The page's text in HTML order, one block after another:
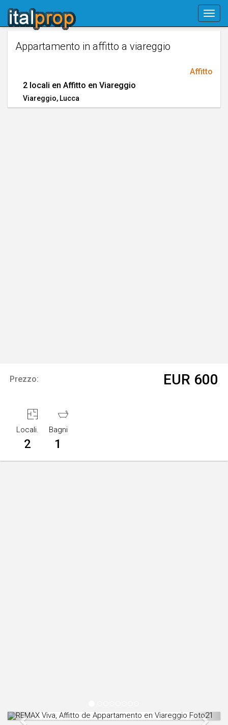
navigation
Appartamento in affitto a viareggio
Affitto
2 locali en Affitto en Viareggio
Viareggio, Lucca
Prezzo: EUR 600
Locali.
2
Bagni
1
Previous Next